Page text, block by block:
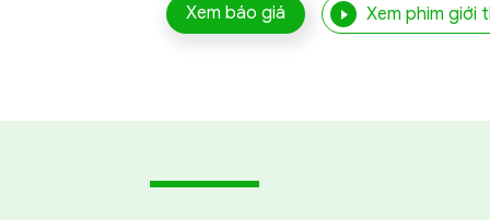
mềm
Xem báo giá Xem phim giới